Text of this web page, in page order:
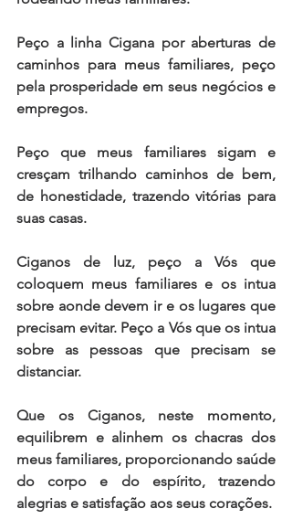
Peço a linha Cigana por aberturas de
caminhos para meus familiares, peço
pela prosperidade em seus negócios e
empregos.
Peço que meus familiares sigam e
cresçam trilhando caminhos de bem,
de honestidade, trazendo vitórias para
suas casas.
Ciganos de luz, peço a Vós que
coloquem meus familiares e os intua
sobre aonde devem ir e os lugares que
precisam evitar. Peço a Vós que os intua
sobre as pessoas que precisam se
distanciar.
Que os Ciganos, neste momento,
equilibrem e alinhem os chacras dos
meus familiares, proporcionando saúde
do corpo e do espírito, trazendo
alegrias e satisfação aos seus corações.